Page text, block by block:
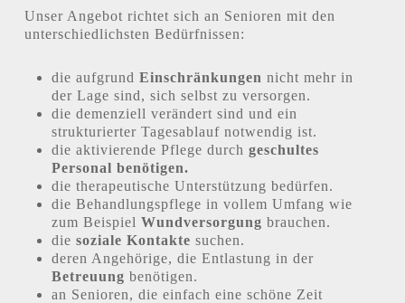
Unser Angebot richtet sich an Senioren mit den
unterschiedlichsten Bedürfnissen:
die aufgrund Einschränkungen nicht mehr in
der Lage sind, sich selbst zu versorgen.
die demenziell verändert sind und ein
strukturierter Tagesablauf notwendig ist.
die aktivierende Pflege durch geschultes
Personal benötigen.
die therapeutische Unterstützung bedürfen.
die Behandlungspflege in vollem Umfang wie
zum Beispiel Wundversorgung brauchen.
die soziale Kontakte suchen.
deren Angehörige, die Entlastung in der
Betreuung benötigen.
an Senioren, die einfach eine schöne Zeit